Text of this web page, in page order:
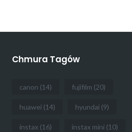
Chmura Tagów
canon (14) fujifilm (20)
huawei (14) hyundai (9)
instax (16) instax mini (10)